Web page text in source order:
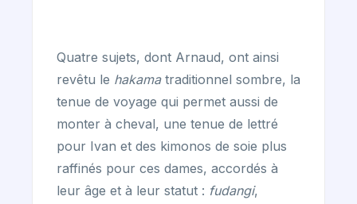
Quatre sujets, dont Arnaud, ont ainsi
revêtu le hakamatraditionnel sombre, la
tenue de voyage qui permet aussi de
monter à cheval, une tenue de lettré
pour Ivan et des kimonos de soie plus
raffinés pour ces dames, accordés à
leur âge et à leur statut : fudangi,